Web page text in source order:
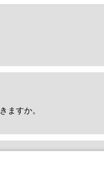
ますか。